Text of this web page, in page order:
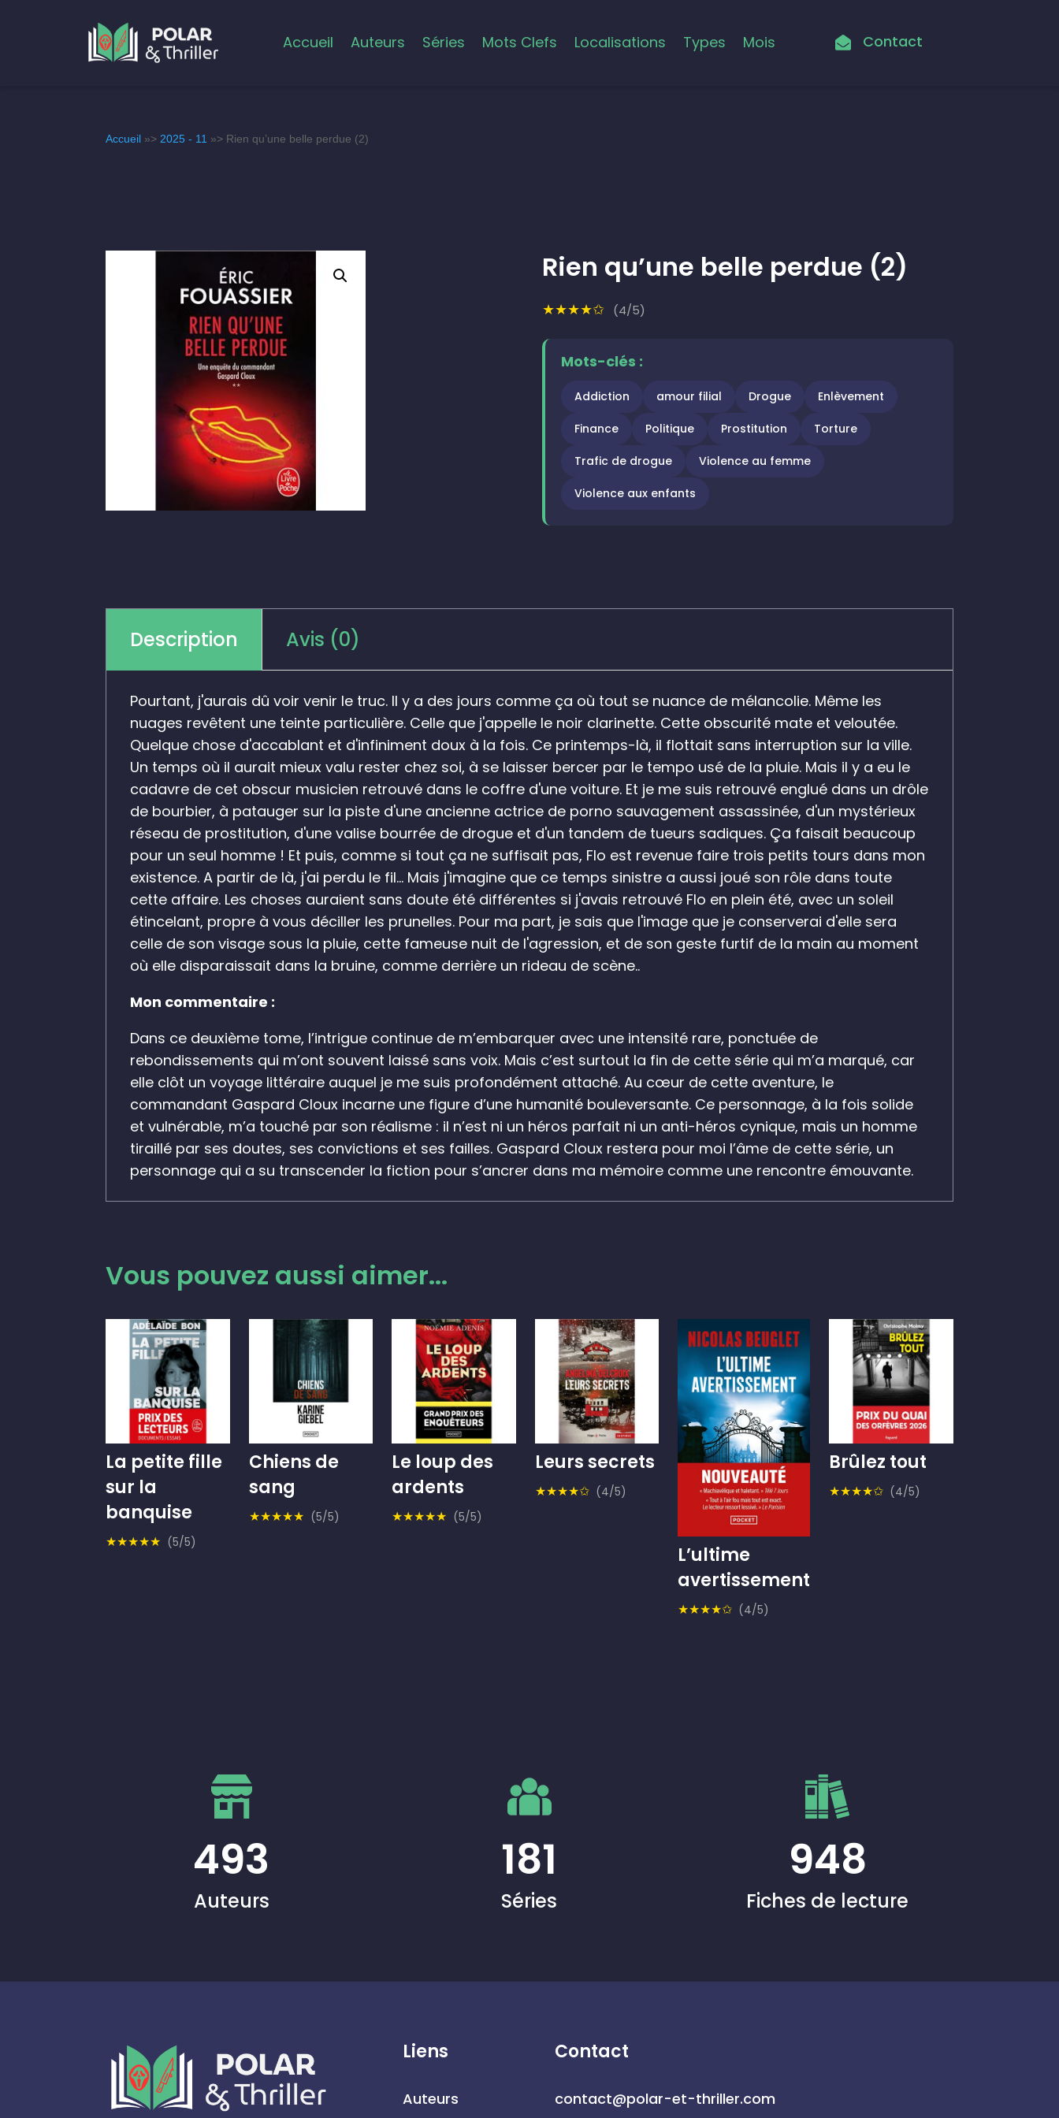
Accueil Auteurs Séries Mots Clefs Localisations Types Mois  Contact
Accueil »> 2025 - 11 »> Rien qu’une belle perdue (2)
Rien qu’une belle perdue (2)
★★★★✩ (4/5)
Mots-clés :
Addiction amour filial Drogue Enlèvement
Finance Politique Prostitution Torture
Trafic de drogue Violence au femme
Violence aux enfants
Description Avis (0)
Pourtant, j'aurais dû voir venir le truc. Il y a des jours comme ça où tout se nuance de mélancolie. Même les
nuages revêtent une teinte particulière. Celle que j'appelle le noir clarinette. Cette obscurité mate et veloutée.
Quelque chose d'accablant et d'infiniment doux à la fois. Ce printemps-là, il flottait sans interruption sur la ville.
Un temps où il aurait mieux valu rester chez soi, à se laisser bercer par le tempo usé de la pluie. Mais il y a eu le
cadavre de cet obscur musicien retrouvé dans le coffre d'une voiture. Et je me suis retrouvé englué dans un drôle
de bourbier, à patauger sur la piste d'une ancienne actrice de porno sauvagement assassinée, d'un mystérieux
réseau de prostitution, d'une valise bourrée de drogue et d'un tandem de tueurs sadiques. Ça faisait beaucoup
pour un seul homme ! Et puis, comme si tout ça ne suffisait pas, Flo est revenue faire trois petits tours dans mon
existence. A partir de là, j'ai perdu le fil... Mais j'imagine que ce temps sinistre a aussi joué son rôle dans toute
cette affaire. Les choses auraient sans doute été différentes si j'avais retrouvé Flo en plein été, avec un soleil
étincelant, propre à vous déciller les prunelles. Pour ma part, je sais que l'image que je conserverai d'elle sera
celle de son visage sous la pluie, cette fameuse nuit de l'agression, et de son geste furtif de la main au moment
où elle disparaissait dans la bruine, comme derrière un rideau de scène..
Mon commentaire :
Dans ce deuxième tome, l’intrigue continue de m’embarquer avec une intensité rare, ponctuée de
rebondissements qui m’ont souvent laissé sans voix. Mais c’est surtout la fin de cette série qui m’a marqué, car
elle clôt un voyage littéraire auquel je me suis profondément attaché. Au cœur de cette aventure, le
commandant Gaspard Cloux incarne une figure d’une humanité bouleversante. Ce personnage, à la fois solide
et vulnérable, m’a touché par son réalisme : il n’est ni un héros parfait ni un anti-héros cynique, mais un homme
tiraillé par ses doutes, ses convictions et ses failles. Gaspard Cloux restera pour moi l’âme de cette série, un
personnage qui a su transcender la fiction pour s’ancrer dans ma mémoire comme une rencontre émouvante.
Vous pouvez aussi aimer...
La petite fille
sur la
banquise
★★★★★ (5/5)
Chiens de
sang
★★★★★ (5/5)
Le loup des
ardents
★★★★★ (5/5)
Leurs secrets
★★★★✩ (4/5)
L’ultime
avertissement
★★★★✩ (4/5)
Brûlez tout
★★★★✩ (4/5)
493
Auteurs
181
Séries
948
Fiches de lecture
Liens
Auteurs
Contact
contact@polar-et-thriller.com